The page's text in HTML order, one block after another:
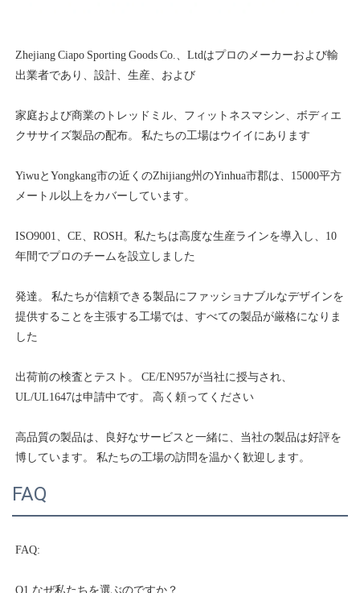
Zhejiang Ciapo Sporting Goods Co.、Ltdはプロのメーカーおよび輸
家庭および商業のトレッドミル、フィットネスマシン、ボディエ
YiwuとYongkang市の近くのZhijiang州のYinhua市郡は、15000平方
ISO9001、CE、ROSH。私たちは高度な生産ラインを導入し、10
発達。 私たちが信頼できる製品にファッショナブルなデザインを
提供することを主張する工場では、すべての製品が厳格になりま
出荷前の検査とテスト。 CE/EN957が当社に授与され、
高品質の製品は、良好なサービスと一緒に、当社の製品は好評を
FAQ